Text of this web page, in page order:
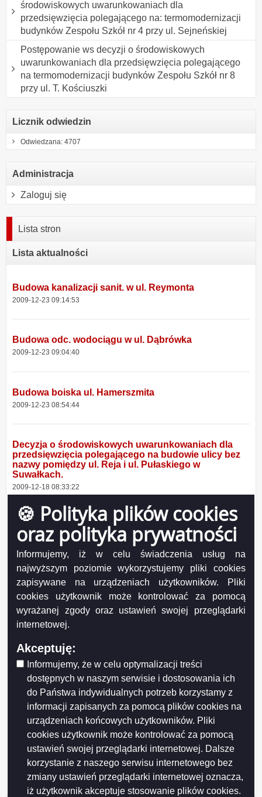
🍪 Polityka plików cookies
oraz polityka prywatności
Informujemy, iż w celu świadczenia usług na
najwyższym poziomie wykorzystujemy pliki cookies
zapisywane na urządzeniach użytkowników. Pliki
cookies użytkownik może kontrolować za pomocą
wyrażanej zgody oraz ustawień swojej przeglądarki
internetowej.
Akceptuję:
Informujemy, że w celu optymalizacji treści
dostępnych w naszym serwisie i dostosowania ich
do Państwa indywidualnych potrzeb korzystamy z
informacji zapisanych za pomocą plików cookies na
urządzeniach końcowych użytkowników. Pliki
cookies użytkownik może kontrolować za pomocą
ustawień swojej przeglądarki internetowej. Dalsze
korzystanie z naszego serwisu internetowego bez
zmiany ustawień przeglądarki internetowej oznacza,
iż użytkownik akceptuje stosowanie plików cookies.
środowiskowych uwarunkowaniach dla
przedsięwzięcia polegającego na: termomodernizacji
budynków Zespołu Szkół nr 4 przy ul. Sejneńskiej
Postępowanie ws decyzji o środowiskowych
uwarunkowaniach dla przedsięwzięcia polegającego
na termomodernizacji budynków Zespołu Szkół nr 8
przy ul. T. Kościuszki
Licznik odwiedzin
Odwiedzana: 4707
Administracja
Zaloguj się
Lista stron
Lista aktualności
Budowa kanalizacji sanit. w ul. Reymonta
2009-12-23 09:14:53
Budowa odc. wodociągu w ul. Dąbrówka
2009-12-23 09:04:40
Budowa boiska ul. Hamerszmita
2009-12-23 08:54:44
Decyzja o środowiskowych uwarunkowaniach dla
przedsięwzięcia polegającego na budowie ulicy bez
nazwy pomiędzy ul. Reja i ul. Pułaskiego w
Suwałkach.
2009-12-18 08:33:22
AGP-III-7331-260-09
2009-12-09 07:54:21
Decyzja o środowiskowych uwarunkowaniach dla
przedsięwzięcia pn. Plac Marii Konopnickiej w
Suwałkach
2009-12-07 15:07:06
Brak bowiązku przeprowadzenia oceny
oddziaływania na środowisko dla przedsięwzięcia pn.
Plac Marii Konopnickiej w Suwałkach
2009-12-04 14:11:58
AGP-III-7331-256-2009-Topolowa_Jesionowa
2009-12-01 09:37:35
2
stronastrona